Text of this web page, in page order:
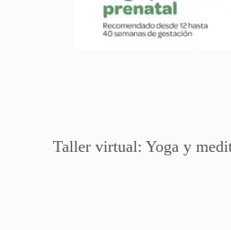
Taller virtual: Yoga y